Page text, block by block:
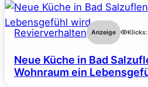
Revierverhalten Anzeige Klicks:
Neue Küche in Bad
Wohnraum ein